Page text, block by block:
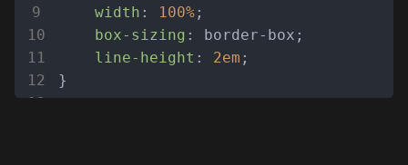
width : 100%;
box-sizing : border-box;
line-height : 2em ;
}